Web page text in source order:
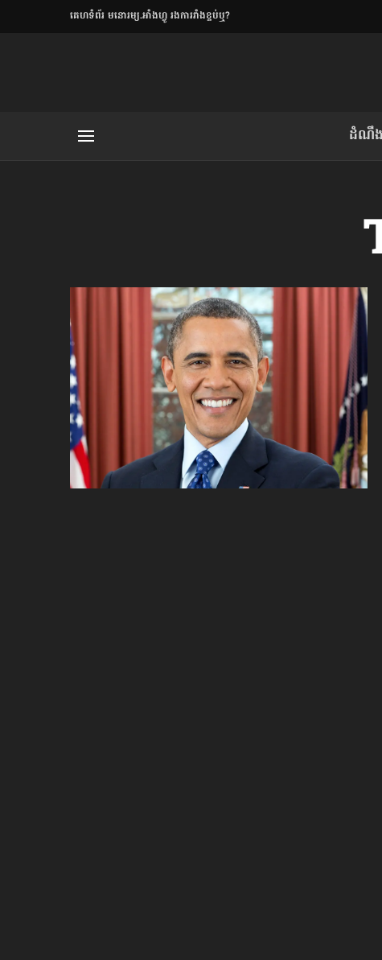
​គេហទំព័រ មនោរម្យ.អាំងហ្វូ រងការរាំងខ្ទប់ឬ?
ដំណឹង
ស
វ
ខ្លួន
ខឹម វាសនា ថា«ស្រី
ចរិតថោក»​ស្លៀកពាក់
ប្រពៃណី​«ដេញប្រុស»
អឹមបាពេ ប្រកាសជាផ្លូវការ
ចាកចេញពីក្រុម ប៉ារីស
ថើបមាត់ ៖ ក្រុមកីឡាការិនី​
ផ្អាកលេង​​បើប្រធានសហព័ន្ធ​